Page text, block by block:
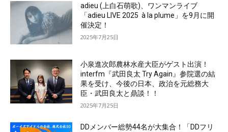
adieu (上白石萌歌)、ワンマンライブ
「adieu LIVE 2025 à la plume」を9月に開
催決定！
2025年7月25日
小泉進次郎農林水産大臣がゲスト出演！
interfm『武田良太 Try Again』参院選の結
果を受け、今後の日本、政治を元総務大
臣・武田良太と鼎談！！
2025年7月25日
DDメンバー総勢44名が大集合！「DDフリ